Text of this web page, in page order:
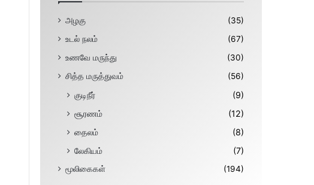
அழகு
(35)
உடல் நலம்
(67)
உணவே மருந்து
(30)
சித்த மருத்துவம்
(56)
குடிநீர்
(9)
சூரணம்
(12)
தைலம்
(8)
லேகியம்
(7)
மூலிகைகள் (194)